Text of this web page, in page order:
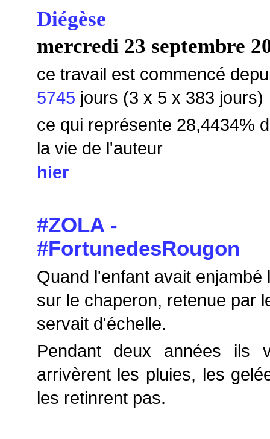
Diégèse
mercredi 23 septembre
ce travail est commencé
5745 jours (3 x 5 x 383 jours)
ce qui représente 28,4434%
la vie de l'auteur
hier
#ZOLA -
#FortunedesRougon
Quand l'enfant avait
sur le chaperon, retenue par
servait d'échelle.
Pendant deux années ils
arrivèrent les pluies, les
les retinrent pas.